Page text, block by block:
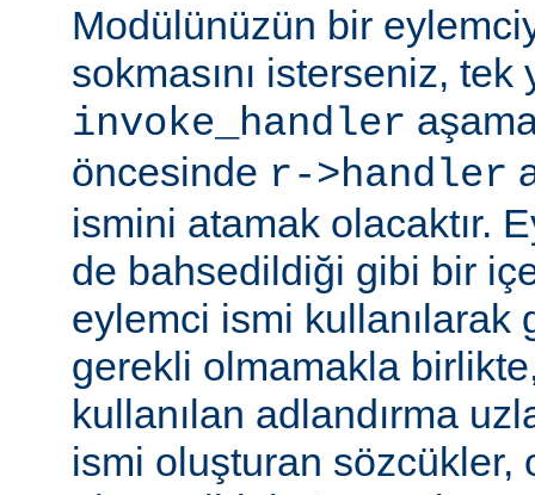
Modülünüzün bir
sokmasını isterseniz, tek
invoke_handler
öncesinde r->handler
ismini atamak olacaktır.
de bahsedildiği gibi bir
eylemci ismi kullanılarak
gerekli olmamakla
kullanılan adlandırma
ismi oluşturan sözcükler,